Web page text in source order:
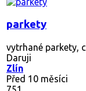
parkety
vytrhané parkety,
Daruji
Zlín
Před 10 měsíci